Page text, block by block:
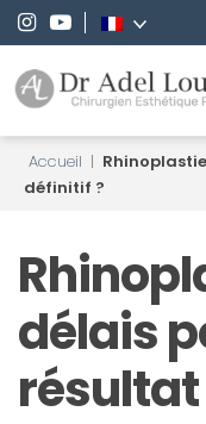
Accueil |
définitif ?
délais